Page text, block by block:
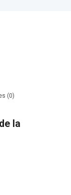
(0)
la